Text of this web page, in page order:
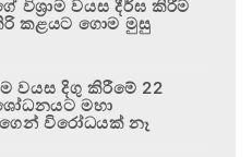
විශ්‍රාම වයස දීර්ඝ කිරීම
කළයට ගොම මුසු
වයස දිගු කිරීමේ 22
මහා
විරෝධයක් නෑ